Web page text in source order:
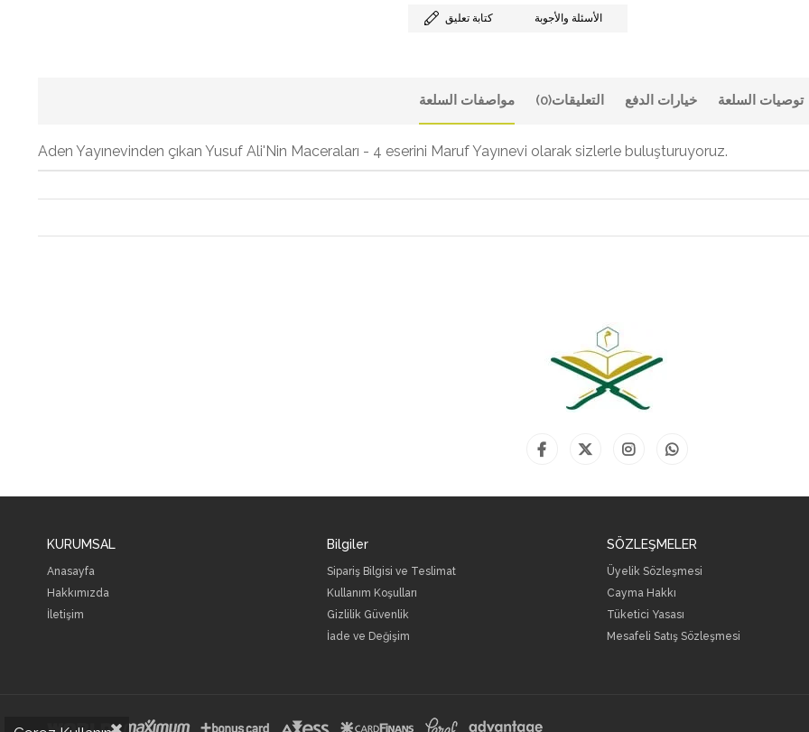
كتابة تعليق الأسئلة والأجوبة
مواصفات السلعة التعليقات(0) خيارات الدفع توصيات السلعة
Aden Yayınevinden çıkan Yusuf Ali'Nin Maceraları - 4 eserini Maruf Yayınevi olarak sizlerle buluşturuyoruz.
KURUMSAL
Anasayfa
Hakkımızda
İletişim
Bilgiler
Sipariş Bilgisi ve Teslimat
Kullanım Koşulları
Gizlilik Güvenlik
İade ve Değişim
SÖZLEŞMELER
Üyelik Sözleşmesi
Cayma Hakkı
Tüketici Yasası
Mesafeli Satış Sözleşmesi